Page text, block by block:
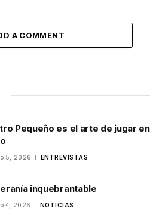
A COMMENT
Pequeño es el arte de jugar en
5, 2026 ENTREVISTAS
inquebrantable
4, 2026 NOTICIAS